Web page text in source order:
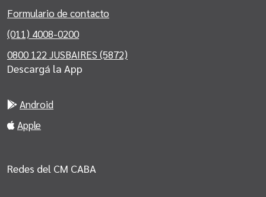
Formulario de contacto
(011) 4008-0200
0800 122 JUSBAIRES (5872)
Descargá la App
Android
Apple
Redes del CM CABA